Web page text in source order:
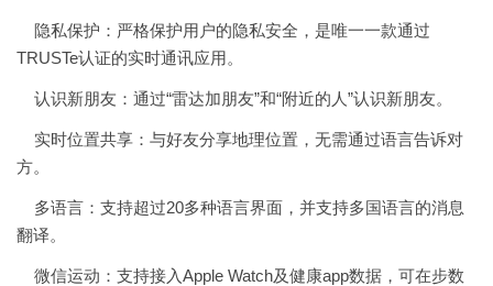
隐私保护：严格保护用户的隐私安全，是唯一一款通过
TRUSTe认证的实时通讯应用。
认识新朋友：通过“雷达加朋友”和“附近的人”认识新朋友。
实时位置共享：与好友分享地理位置，无需通过语言告诉对
方。
多语言：支持超过20多种语言界面，并支持多国语言的消息
翻译。
微信运动：支持接入Apple Watch及健康app数据，可在步数